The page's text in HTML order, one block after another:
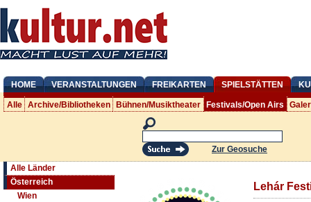
HOME VERANSTALTUNGEN FREIKARTEN SPIELSTÄTTEN
Alle Archive/Bibliotheken Bühnen/Musiktheater Festivals/Open Airs
Zur Geosuche
Alle Länder
Österreich
Wien
Lehár